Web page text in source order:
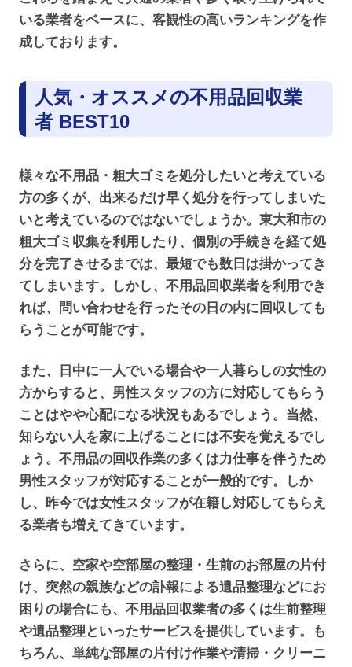
いる業者をベースに、客観性の高いランキングを作
成しております。
人気・オススメの不用品回収業
者 BEST10
様々な不用品・粗大ゴミを処分したいと考えている
方の多くが、出来るだけ早く処分を行ってしまいた
いと考えているのではないでしょうか。東大和市の
粗大ゴミ収集を利用したり、個別の手続きを経て処
分を完了させるまでは、最短でも数日は掛かってき
てしまいます。しかし、不用品回収業者を利用でき
れば、問い合わせを行ったその日の内に回収しても
らうことが可能です。
また、日中に一人でいる場合や一人暮らしの女性の
方からすると、男性スタッフの方に対応してもらう
ことはやや心配になる状況もあるでしょう。当然、
知らない人を家に上げることには不安を覚えるでし
ょう。不用品の回収作業の多くは力仕事を伴うため
男性スタッフが対応することが一般的です。しか
し、昨今では女性スタッフが在籍し対応してもらえ
る業者も増えてきています。
さらに、空家や空部屋の整理・生前のお部屋の片付
け、突然の親族などの訃報による遺品整理などにお
困りの場合にも、不用品回収業者の多くは生前整理
や遺品整理といったサービスを提供しています。も
ちろん、単純な部屋の片付け作業や清掃・クリーニ